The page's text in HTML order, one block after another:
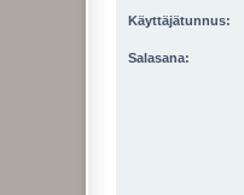
Käyttäjätunnus:
Salasana: